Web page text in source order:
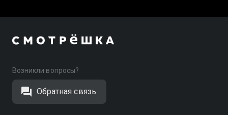
Возникли вопросы?
Обратная связь